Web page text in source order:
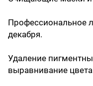
Профессиональное
декабря.
Удаление
выравнивание